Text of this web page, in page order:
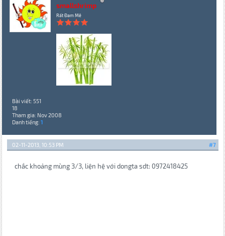
smallshrimp
Rất Đam Mê
Bài viết: 551
18
Tham gia: Nov 2008
Danh tiếng: 1
#7
02-11-2013, 10:53 PM
chắc khoảng mùng 3/3, liện hệ với dongta sdt: 0972418425